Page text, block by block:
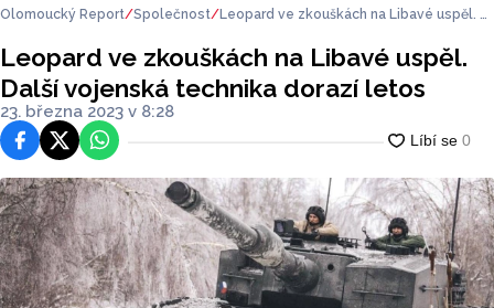
Olomoucký Report Společnost
Leopard ve zkouškách na Libavé uspěl. D
Leopard ve zkouškách na Libavé uspěl.
Další vojenská technika dorazí letos
23. března 2023 v 8:28
FacebookPlatforma X
WhatsApp